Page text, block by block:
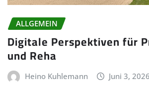
ALLGEMEIN
Digitale Perspektiven für
und Reha
Heino Kuhlemann Juni 3, 2026